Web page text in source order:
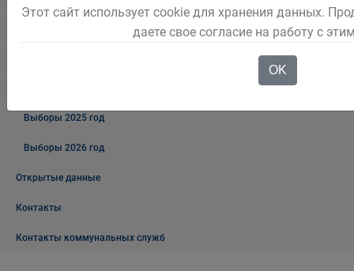
Выборы 2025 год
Выборы 2026 год
Открытые данные
Контакты
Контакты коммунальных служб
Этот сайт использует cookie для хранения данных.
даете свое согласие на работу с
OK